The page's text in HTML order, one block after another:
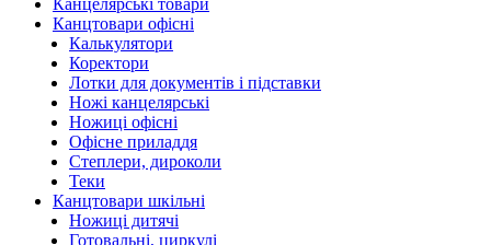
Канцелярські товари
Канцтовари офісні
Калькулятори
Коректори
Лотки для документів і підставки
Ножі канцелярські
Ножиці офісні
Офісне приладдя
Степлери, дироколи
Теки
Канцтовари шкільні
Ножиці дитячі
Готовальні, циркулі